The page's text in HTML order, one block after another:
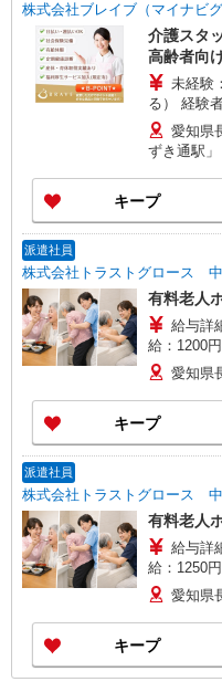
株式会社ブレイブ（マイナビ
介護スタ
高齢者向
務先から
未経験
る） 経験
る） ◎月収例 時給1800円×1日8時間×22日（週5
日）＝31万6800円 ◆昇給
払い/週払
時にご相
当社規定あ
愛知県長久手市 【最
ずき通駅
あります！
キープ
派遣社員
株式会社トラストグロース
有料老人
給与詳
給：1200
愛知県
キープ
派遣社員
株式会社トラストグロース
有料老人
給与詳
給：1250
愛知県
キープ